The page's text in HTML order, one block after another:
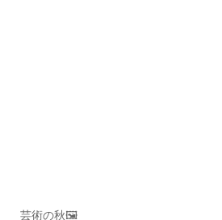
芸術の秋🖼